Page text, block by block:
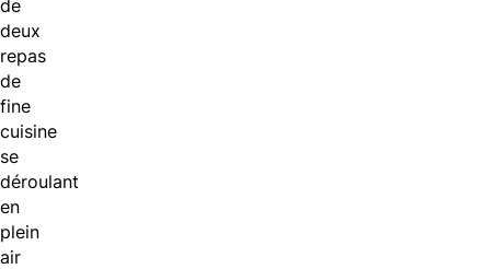
de
deux
repas
de
fine
cuisine
se
déroulant
en
plein
air